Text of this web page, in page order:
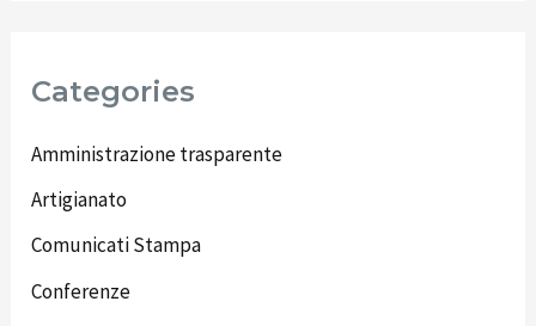
Categories
Amministrazione trasparente
Artigianato
Comunicati Stampa
Conferenze